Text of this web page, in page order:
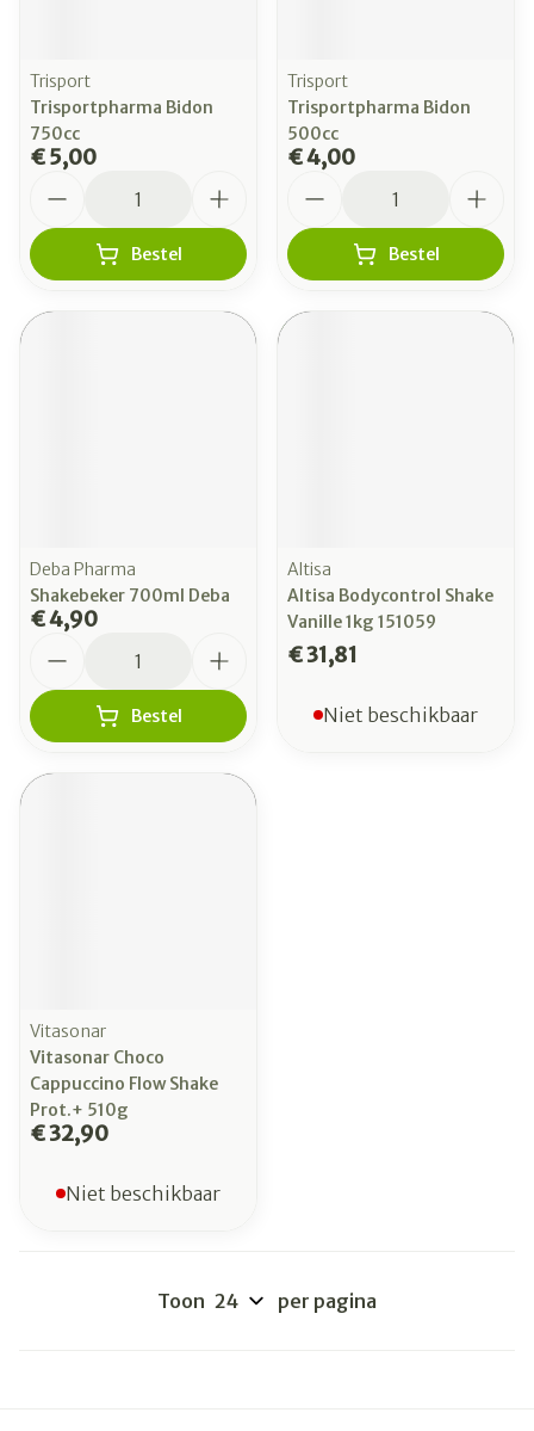
Trisport
Trisportpharma Bidon
750cc
€ 5,00
Bestel
Trisport
Trisportpharma Bidon
500cc
€ 4,00
Bestel
Deba Pharma
Shakebeker 700ml Deba
€ 4,90
Bestel
Altisa
Altisa Bodycontrol Shake
Vanille 1kg 151059
€ 31,81
Niet beschikbaar
Vitasonar
Vitasonar Choco
Cappuccino Flow Shake
Prot.+ 510g
€ 32,90
Niet beschikbaar
Toon per pagina